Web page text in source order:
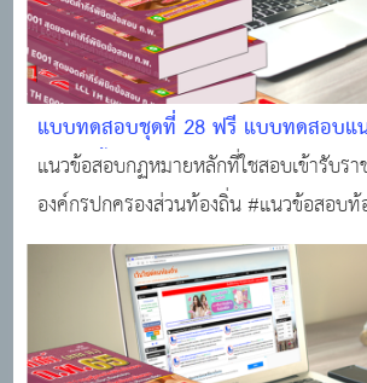
แบบทดสอบชุดที่ 28 ฟรี แบบทดสอบแ
ความรู้พื้นฐานในการปฏิบัติราชการ (กฏ
สอบองค์กรปกครองส่วนท้องถิ่น (25 ข้อ
บัตร) #แนวข้อสอบออนไลน์
แนวข้อสอบกฏหมายหลักที่ใชสอบเข้ารับรา
องค์กรปกครองส่วนท้องถิ่น #แนวข้อสอบ
แบบทดสอบฟรี!!! #ข้อสอบท้องถิ่นฟรี !!! #
#แหล่งเรียนรู้ของคนท้องถิ่น #ติวสอบออ